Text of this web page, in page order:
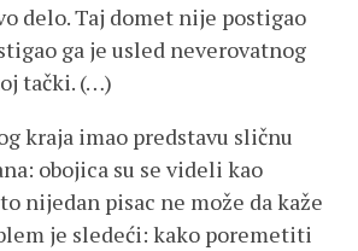
delo. Taj domet nije postigao
ga je usled neverovatnog
tački. (…)
kraja imao predstavu sličnu
obojica su se videli kao
nijedan pisac ne može da kaže
je sledeći: kako poremetiti